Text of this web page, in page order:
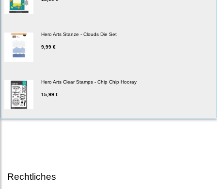
Hero Arts Stanze - Clouds Die Set
9,99 €
Hero Arts Clear Stamps - Chip Chip Hooray
15,99 €
Rechtliches